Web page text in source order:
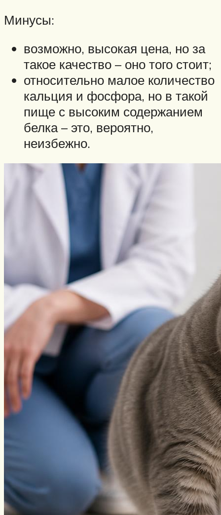
Минусы:
возможно, высокая цена, но за
такое качество – оно того стоит;
относительно малое количество
кальция и фосфора, но в такой
пище с высоким содержанием
белка – это, вероятно,
неизбежно.